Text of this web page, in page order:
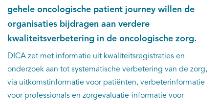
gehele oncologische patient journey willen de
organisaties bijdragen aan verdere
kwaliteitsverbetering in de oncologische zorg.
DICA zet met informatie uit kwaliteitsregistraties en
onderzoek aan tot systematische verbetering van de zorg,
via uitkomstinformatie voor patiënten, verbeterinformatie
voor professionals en zorgevaluatie-informatie voor